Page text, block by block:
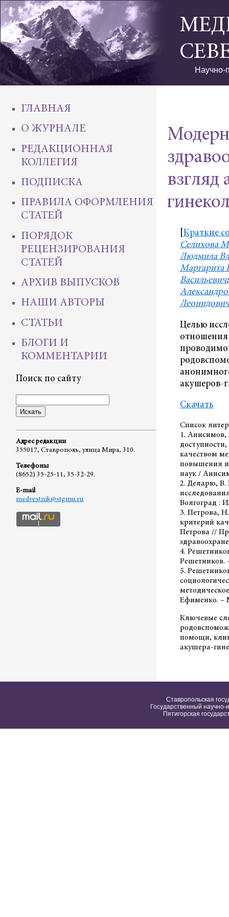
Научно-
ГЛАВНАЯ
О ЖУРНАЛЕ
РЕДАКЦИОННАЯ
КОЛЛЕГИЯ
ПОДПИСКА
ПРАВИЛА ОФОРМЛЕНИЯ
СТАТЕЙ
ПОРЯДОК
РЕЦЕНЗИРОВАНИЯ
СТАТЕЙ
АРХИВ ВЫПУСКОВ
НАШИ АВТОРЫ
СТАТЬИ
БЛОГИ И
КОММЕНТАРИИ
Поиск по сайту
Адрес редакции
355017, Ставрополь, улица Мира, 310.
Телефоны
(8652) 35-25-11, 35-32-29.
E-mail
medvestnik@stgmu.ru
взгляд
Краткие
Селихова
Людмила
Маргарита
Васильевич
Леонидович
Целью
отношения
акушеров-
Скачать
Список
1.
качеством
повышения
наук /
2. Деларю, В.
Волгоград :
3. Петрова,
критерий
Петрова //
4.
Решетников.
5.
Ефименко. –
Ключевые
помощи,
акушера-
Ставропольская
Государственный научно-
Пятигорская